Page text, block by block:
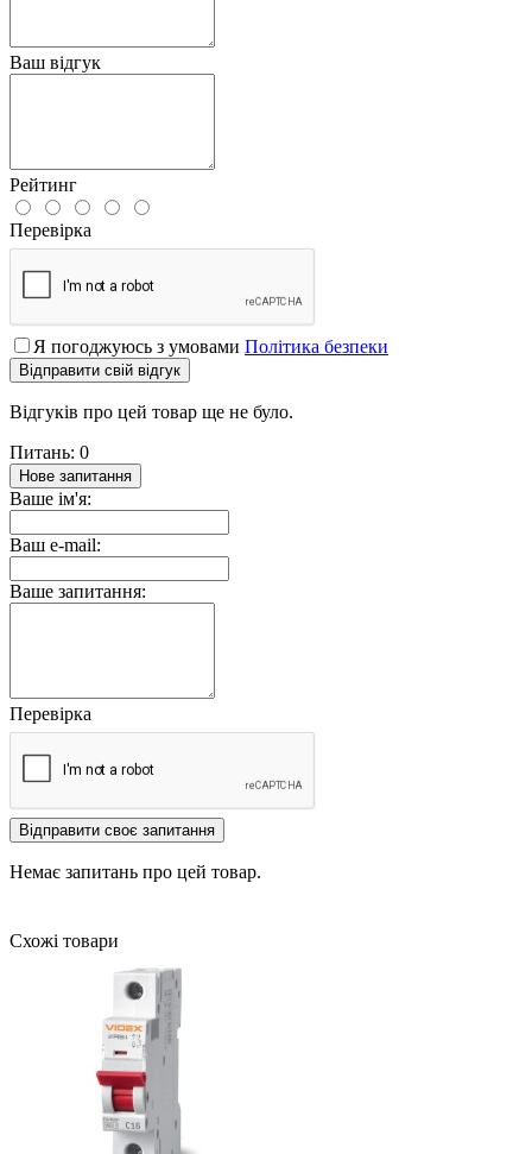
Ваш відгук
Рейтинг
Перевірка
Я погоджуюсь з умовами Політика безпеки
Відправити свій відгук
Відгуків про цей товар ще не було.
Питань: 0
Нове запитання
Ваше ім'я:
Ваш e-mail:
Ваше запитання:
Перевірка
Відправити своє запитання
Немає запитань про цей товар.
Схожі товари